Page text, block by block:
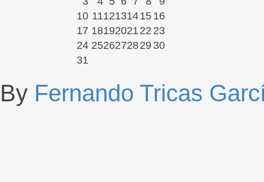
10 1112131415 16
17 18192021 22 23
24 2526272829 30
31
By Fernando Tricas